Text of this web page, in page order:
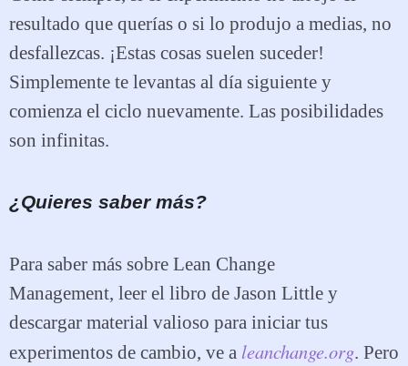
resultado que querías o si lo produjo a medias, no
desfallezcas. ¡Estas cosas suelen suceder!
Simplemente te levantas al día siguiente y
comienza el ciclo nuevamente. Las posibilidades
son infinitas.
¿Quieres saber más?
Para saber más sobre Lean Change
Management, leer el libro de Jason Little y
descargar material valioso para iniciar tus
experimentos de cambio, ve a leanchange.org. Pero